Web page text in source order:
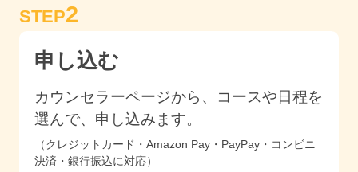
STEP2
申し込む
カウンセラーページから、コースや日程を
選んで、申し込みます。
（クレジットカード・Amazon Pay・PayPay・コンビニ
決済・銀行振込に対応）